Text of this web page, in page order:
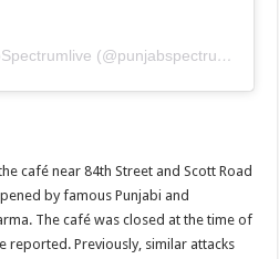
A post shared by PunjabSpectrumlive (@punjabspectrumlive)
café near 84th Street and Scott Road
by famous Punjabi and
The café was closed at the time of
reported. Previously, similar attacks